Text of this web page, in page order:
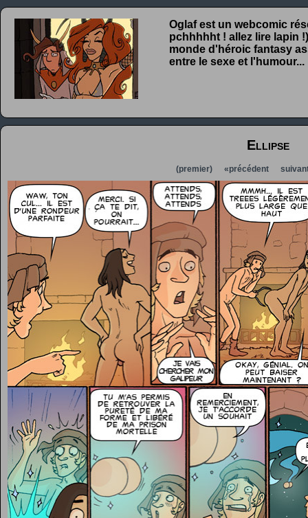
Oglaf est un webcomic
pchhhhht ! allez lire lapin
monde d'héroic fantasy
entre le sexe et l'humour...
Ellipse
(premier) «précédent